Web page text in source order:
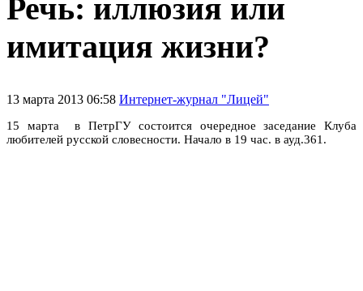
Речь: иллюзия или
имитация жизни?
13 марта 2013 06:58 Интернет-журнал "Лицей"
15 марта в ПетрГУ состоится очередное заседание Клуба
любителей русской словесности. Начало в 19 час. в ауд.361.